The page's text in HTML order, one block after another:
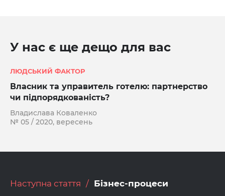
У нас є ще дещо для вас
ЛЮДСЬКИЙ ФАКТОР
Власник та управитель готелю: партнерство
чи підпорядкованість?
Владислава Коваленко
№ 05 / 2020, вересень
Наступна стаття Бізнес-процеси